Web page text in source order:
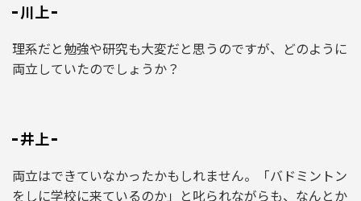
川上
理系だと勉強や研究も大変だと思うのですが、どのように
両立していたのでしょうか？
井上
両立はできていなかったかもしれません。「バドミントン
をしに学校に来ているのか」と叱られながらも、なんとか